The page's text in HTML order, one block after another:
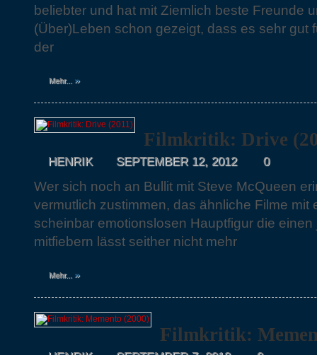
beliebter und hat mit Ziemlich beste Freunde
(Über)Leben schon gezeigt, dass es sehr gut
der
Mehr... »
Filmkritik: Drive
HENRIK SEPTEMBER 12, 2012 0
Wer sich noch an Bullit mit Steve McQueen
vermutlich zustimmen, das ähnliche Filme mit
scheinbar emotionslosen Hauptfigur die
mitfiebern lässt seither nicht mehr
Mehr... »
Filmkritik: